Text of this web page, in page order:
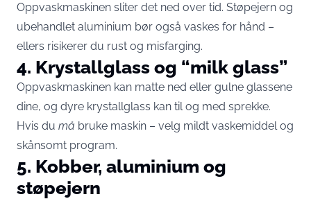
Oppvaskmaskinen sliter det ned over tid. Støpejern og
ubehandlet aluminium bør også vaskes for hånd –
ellers risikerer du rust og misfarging.
4. Krystallglass og “milk glass”
Oppvaskmaskinen kan matte ned eller gulne glassene
dine, og dyre krystallglass kan til og med sprekke.
Hvis du må bruke maskin – velg mildt vaskemiddel og
skånsomt program.
5. Kobber, aluminium og
støpejern